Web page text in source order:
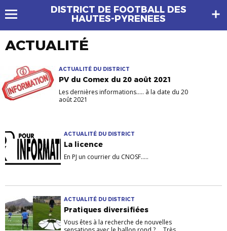
DISTRICT DE FOOTBALL DES
HAUTES-PYRENEES
ACTUALITÉ
ACTUALITÉ DU DISTRICT
PV du Comex du 20 août 2021
Les dernières informations..... à la date du 20
août 2021
ACTUALITÉ DU DISTRICT
La licence
En PJ un courrier du CNOSF.....
ACTUALITÉ DU DISTRICT
Pratiques diversifiées
Vous êtes à la recherche de nouvelles